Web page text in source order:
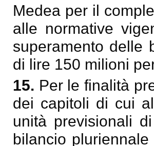
Medea per il
alle normative
superamento delle
di lire 150 milioni
15. Per le finalità
dei capitoli di cui
unità previsionali
bilancio